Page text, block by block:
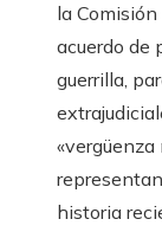
la Comisión
acuerdo de
guerrilla,
«vergüenza
historia